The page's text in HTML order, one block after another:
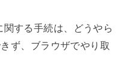
する手続は、どうやら
ず、ブラウザでやり取